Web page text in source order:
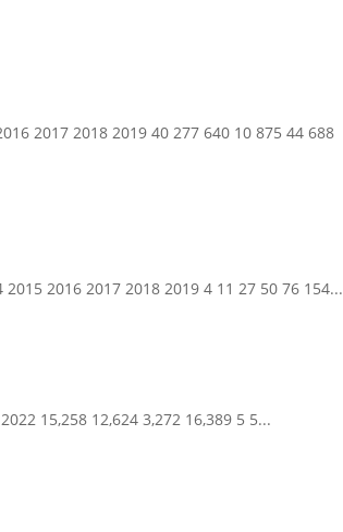
2017 2018 2019 40 277 640 10 875 44 688
2016 2017 2018 2019 4 11 27 50 76 154...
15,258 12,624 3,272 16,389 5 5...